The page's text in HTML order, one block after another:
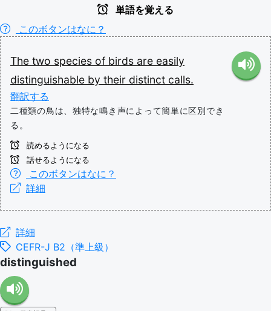
単語を覚える
このボタンはなに？
The two species of birds are easily
distinguishable by their distinct calls.
翻訳する
二種類の鳥は、独特な鳴き声によって簡単に区別でき
る。
読めるようになる
話せるようになる
このボタンはなに？
詳細
詳細
CEFR-J B2（準上級）
distinguished